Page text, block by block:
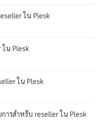
ใน Plesk
ใน Plesk
ใน Plesk
ารสำหรับ reseller ใน Plesk